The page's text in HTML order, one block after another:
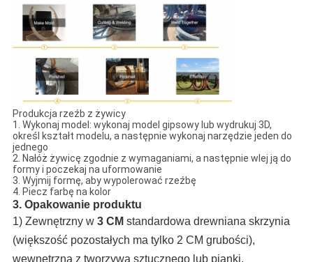
Produkcja rzeźb z żywicy
1. Wykonaj model: wykonaj model gipsowy lub wydrukuj 3D,
określ kształt modelu, a następnie wykonaj narzędzie jeden do
jednego
2. Nałóż żywicę zgodnie z wymaganiami, a następnie wlej ją do
formy i poczekaj na uformowanie
3. Wyjmij formę, aby wypolerować rzeźbę
4. Piecz farbę na kolor
3. Opakowanie produktu
1) Zewnętrzny w 3 CM standardowa drewniana skrzynia
(większość pozostałych ma tylko 2 CM grubości),
wewnętrzna z tworzywa sztucznego lub pianki.